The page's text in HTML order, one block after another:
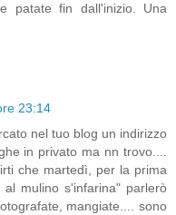
patate fin dall'inizio. Una
23:14
nel tuo blog un indirizzo
in privato ma nn trovo....
che martedì, per la prima
mulino s'infarina" parlerò
mangiate.... sono